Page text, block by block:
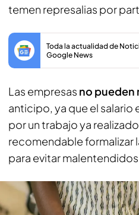
temen represalias por
Toda la actualidad de
Google News
Las empresas no pueden
anticipo, ya que el
por un trabajo ya
recomendable formalizar
para evitar